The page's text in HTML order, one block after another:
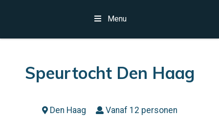
Menu
Speurtocht Den Haag
Den Haag
Vanaf 12 personen